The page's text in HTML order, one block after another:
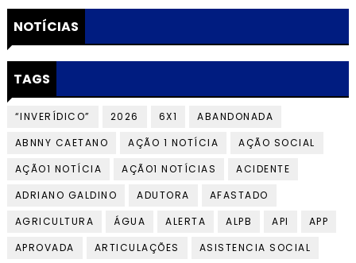
NOTÍCIAS
TAGS
“INVERÍDICO” 2026 6X1
ABANDONADA
ABNNY CAETANO
AÇÃO 1 NOTÍCIA
AÇÃO SOCIAL
AÇÃO1 NOTÍCIA
AÇÃO1 NOTÍCIAS
ACIDENTE
ADRIANO GALDINO
ADUTORA
AFASTADO
AGRICULTURA
ÁGUA ALERTA ALPB API
APP
APROVADA
ARTICULAÇÕES
ASISTENCIA SOCIAL